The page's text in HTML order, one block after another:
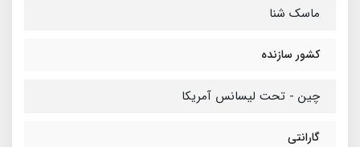
ماسک شنا
کشور سازنده
چین - تحت لیسانس آمریکا
گارانتی